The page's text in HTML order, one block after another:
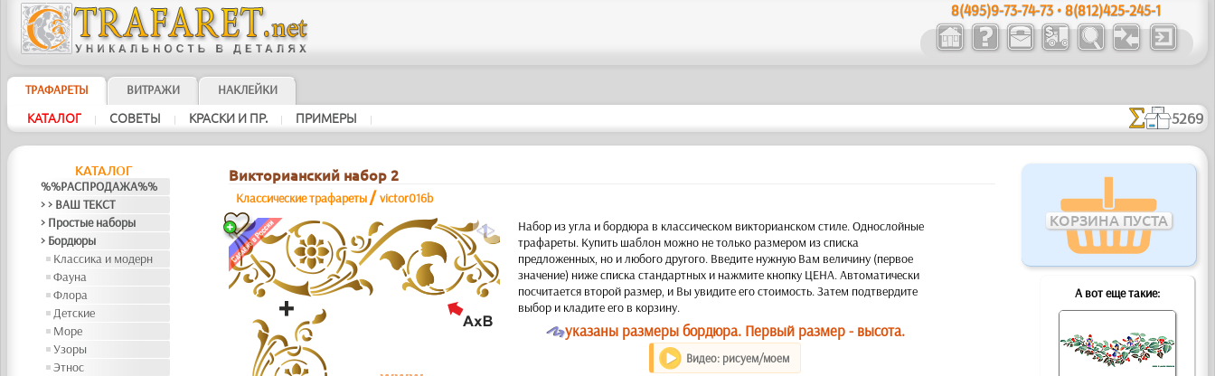
8(495)9-73-74-73 • 8(812)425-245-1
ТРАФАРЕТЫ ВИТРАЖИ НАКЛЕЙКИ
КАТАЛОГ | СОВЕТЫ | КРАСКИ И ПР. | ПРИМЕРЫ | 5269
КАТАЛОГ
%%РАСПРОДАЖА%%
> > ВАШ ТЕКСТ
> Простые наборы
> Бордюры
Классика и модерн
Фауна
Флора
Детские
Море
Узоры
Этнос
КОРЗИНА ПУСТА
А вот еще такие:
Викторианский набор 2
Классические трафареты /victor016b
a
Набор из угла и бордюра в классическом викторианском стиле. Однослойные
трафареты. Купить шаблон можно не только размером из списка
предложенных, но и любого другого. Введите нужную Вам величину (первое
значение) ниже списка стандартных и нажмите кнопку ЦЕНА. Автоматически
посчитается второй размер, и Вы увидите его стоимость. Затем подтвердите
выбор и кладите его в корзину.
Oуказаны размеры бордюра. Первый размер - высота.
Видео: рисуем/моем